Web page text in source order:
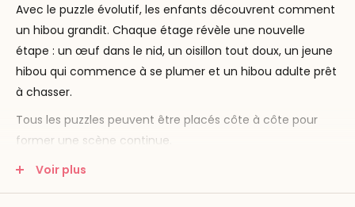
Avec le puzzle évolutif, les enfants découvrent comment
un hibou grandit. Chaque étage révèle une nouvelle
étape : un œuf dans le nid, un oisillon tout doux, un jeune
hibou qui commence à se plumer et un hibou adulte prêt
à chasser.
Tous les puzzles peuvent être placés côte à côte pour
former une scène continue.
Dimensions : 24 x 24 x 3 cm
31 pièces par puzzle
Voir plus